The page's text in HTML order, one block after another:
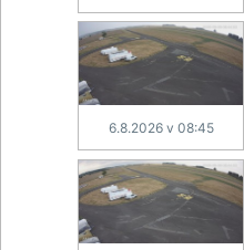
6.8.2026 v 08:45